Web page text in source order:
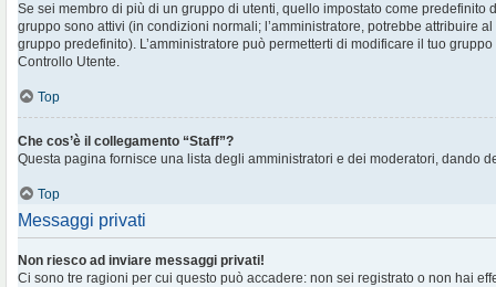
Se sei membro di più di un gruppo di utenti, quello impostato come predefinito
gruppo sono attivi (in condizioni normali; l’amministratore, potrebbe attribuire
gruppo predefinito). L’amministratore può permetterti di modificare il tuo
Controllo Utente.
Top
Che cos’è il collegamento “Staff”?
Questa pagina fornisce una lista degli amministratori e dei moderatori, dando
Top
Messaggi privati
Non riesco ad inviare messaggi privati!
Ci sono tre ragioni per cui questo può accadere: non sei registrato o non hai